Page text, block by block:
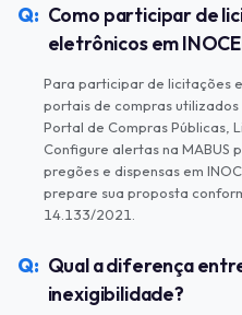
Como participar de
eletrônicos em
Para participar de licitações
portais de compras utilizados
Portal de Compras Públicas,
Configure alertas na MABUS
pregões e dispensas em
prepare sua proposta
14.133/2021.
Qual a diferença
inexigibilidade?